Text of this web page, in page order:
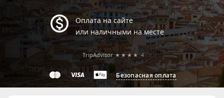
Оплата на сайте
или наличными на месте
Безопасная оплата
TripAdvisor ★★★★ 4